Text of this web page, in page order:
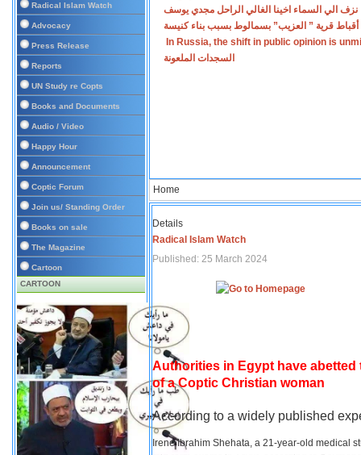
Radical Islam Watch
Advocacy
Press Release
Reports
UN Study re Copts
Books and Documents
Audio / Video
Happy Hour
Announcement
Coptic Forum
Join us/ Standing Order
Books on sale
The Magazine
Cartoon
CARTOON
نزف الي السماء اخينا الغالي الراحل مجدي يوسف
أقباط قرية ” العزيب” بسمالوط بسبب بناء كنيسة
In Russia, the shift in public opinion is
السجدات الملعونة
Home
Details
Radical Islam Watch
Published: 25 March 2024
Authorities in Egypt have
of a Coptic Christian woman
According to a widely published
Irene Ibrahim Shehata, a 21-year-old medical